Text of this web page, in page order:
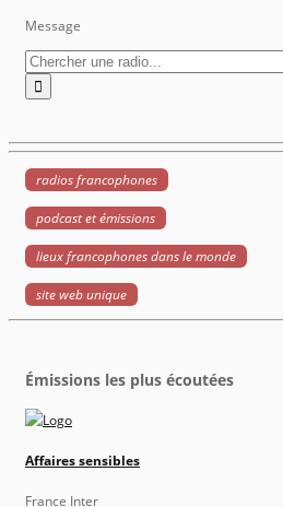
Message
radios francophones
podcast et émissions
lieux francophones dans le monde
site web unique
Émissions les plus écoutées
Affaires sensibles
France Inter